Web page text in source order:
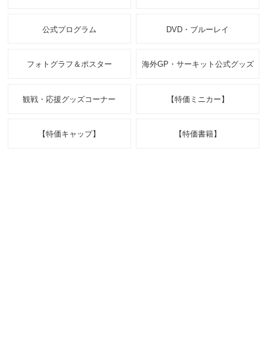
公式プログラム DVD・ブルーレイ
フォトグラフ＆ポスター 海外GP・サーキット公式グッズ
観戦・応援グッズコーナー 【特価ミニカー】
【特価キャップ】 【特価書籍】